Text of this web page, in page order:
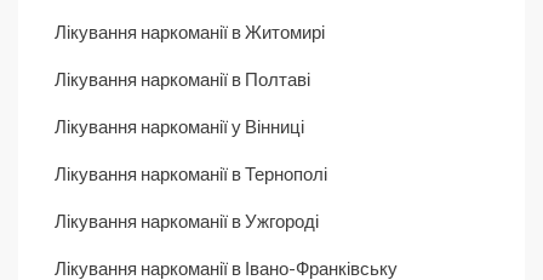
Лікування наркоманії в Житомирі
Лікування наркоманії в Полтаві
Лікування наркоманії у Вінниці
Лікування наркоманії в Тернополі
Лікування наркоманії в Ужгороді
Лікування наркоманії в Івано-Франківську